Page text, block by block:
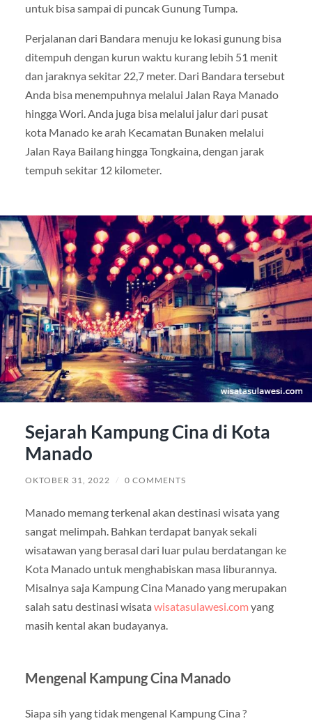
untuk bisa sampai di puncak Gunung Tumpa.
Perjalanan dari Bandara menuju ke lokasi gunung bisa
ditempuh dengan kurun waktu kurang lebih 51 menit
dan jaraknya sekitar 22,7 meter. Dari Bandara tersebut
Anda bisa menempuhnya melalui Jalan Raya Manado
hingga Wori. Anda juga bisa melalui jalur dari pusat
kota Manado ke arah Kecamatan Bunaken melalui
Jalan Raya Bailang hingga Tongkaina, dengan jarak
tempuh sekitar 12 kilometer.
Sejarah Kampung Cina di Kota
Manado
OKTOBER 31, 2022 / 0 COMMENTS
Manado memang terkenal akan destinasi wisata yang
sangat melimpah. Bahkan terdapat banyak sekali
wisatawan yang berasal dari luar pulau berdatangan ke
Kota Manado untuk menghabiskan masa liburannya.
Misalnya saja Kampung Cina Manado yang merupakan
salah satu destinasi wisata wisatasulawesi.com yang
masih kental akan budayanya.
Mengenal Kampung Cina Manado
Siapa sih yang tidak mengenal Kampung Cina ?